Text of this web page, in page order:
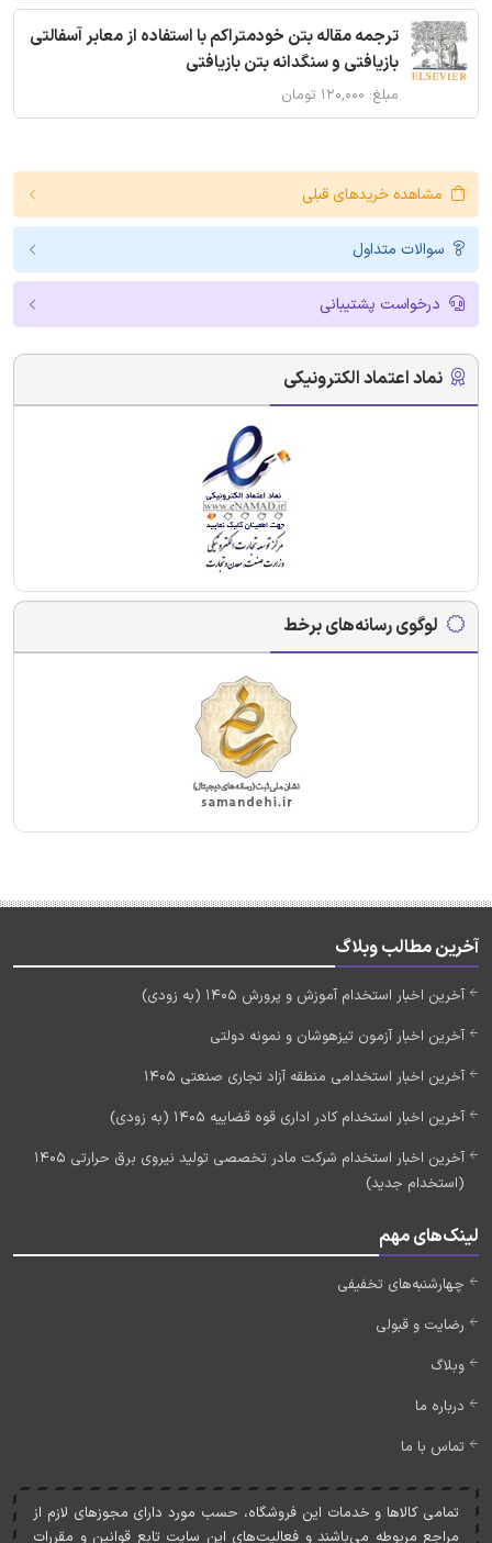
ترجمه مقاله بتن خودمتراکم با استفاده از معابر آسفالتی
بازیافتی و سنگدانه بتن بازیافتی
مبلغ: ۱۲۰,۰۰۰ تومان
مشاهده خریدهای قبلی
سوالات متداول
درخواست پشتیبانی
نماد اعتماد الکترونیکی
لوگوی رسانه‌های برخط
آخرین مطالب وبلاگ
آخرین اخبار استخدام آموزش و پرورش 1405 (به زودی)
آخرین اخبار آزمون تیزهوشان و نمونه دولتی
آخرین اخبار استخدامی منطقه آزاد تجاری صنعتی 1405
آخرین اخبار استخدام کادر اداری قوه قضاییه 1405 (به زودی)
آخرین اخبار استخدام شرکت مادر تخصصی تولید نیروی برق حرارتی 1405
(استخدام جدید)
لینک‌های مهم
چهارشنبه‌های تخفیفی
رضایت و قبولی
وبلاگ
درباره ما
تماس با ما
تمامی کالاها و خدمات اين فروشگاه، حسب مورد دارای مجوزهای لازم از
مراجع مربوطه می‌باشند و فعاليت‌های اين سايت تابع قوانين و مقررات